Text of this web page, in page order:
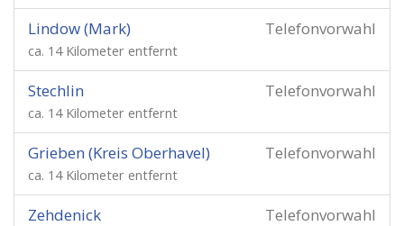
Telefonvorwahl
Lindow (Mark)
ca. 14 Kilometer entfernt
Telefonvorwahl
Stechlin
ca. 14 Kilometer entfernt
Telefonvorwahl
Grieben (Kreis Oberhavel)
ca. 14 Kilometer entfernt
Telefonvorwahl
Zehdenick